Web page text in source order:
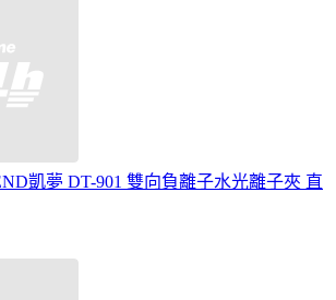
凱夢 DT-901 雙向負離子水光離子夾 直